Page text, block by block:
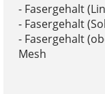
- Fasergehalt
- Fasergehalt
- Fasergehalt
Mesh